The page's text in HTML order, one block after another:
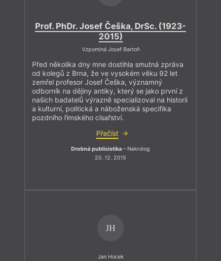
Prof. PhDr. Josef Češka, DrSc. (1923-
2015)
Vzpomíná Josef Bartoň
Před několika dny mne dostihla smutná zpráva
od kolegů z Brna, že ve vysokém věku 92 let
zemřel profesor Josef Češka, významný
odborník na dějiny antiky, který se jako první z
našich badatelů výrazně specializoval na historii
a kulturní, politická a náboženská specifika
pozdního římského císařství.
Přečíst
Drobná publicistika – Nekrolog
20. 12. 2015
JH
Jan Hocek